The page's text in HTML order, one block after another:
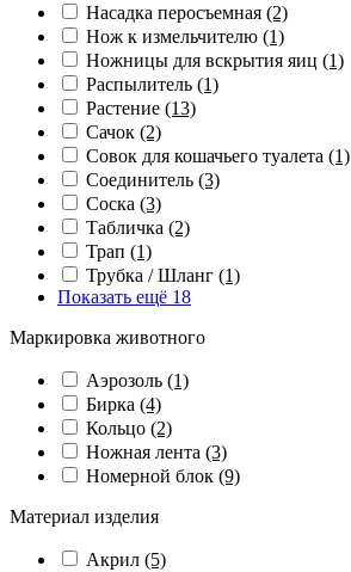
Насадка перосъемная (2)
Нож к измельчителю (1)
Ножницы для вскрытия яиц (1)
Распылитель (1)
Растение (13)
Сачок (2)
Совок для кошачьего туалета (1)
Соединитель (3)
Соска (3)
Табличка (2)
Трап (1)
Трубка / Шланг (1)
Показать ещё 18
Маркировка животного
Аэрозоль (1)
Бирка (4)
Кольцо (2)
Ножная лента (3)
Номерной блок (9)
Материал изделия
Акрил (5)